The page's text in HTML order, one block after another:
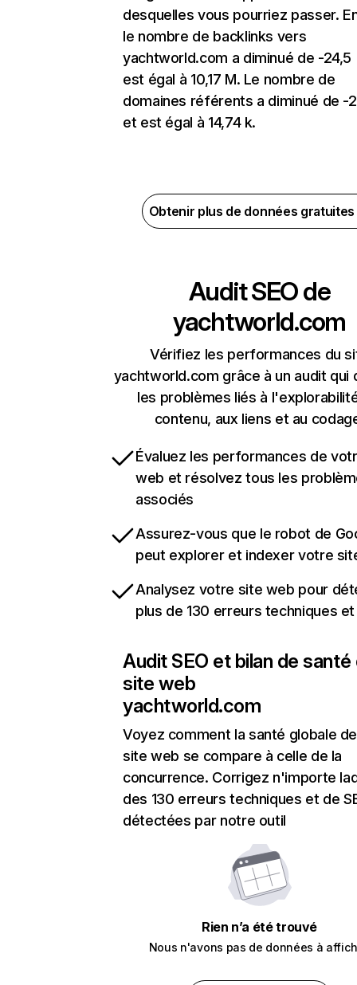
desquelles vous pourriez passer.
le nombre de backlinks vers
yachtworld.com a diminué de -24,5
est égal à 10,17 M. Le nombre de
domaines référents a diminué de -
et est égal à 14,74 k.
Obtenir plus de données
Audit SEO de
yachtworld.com
Vérifiez les performances du
yachtworld.com grâce à un audit qui
les problèmes liés à
contenu, aux liens et au
Évaluez les performances de
web et résolvez tous les
associés
Assurez-vous que le robot de
peut explorer et indexer votre
Analysez votre site web pour
plus de 130 erreurs techniques et
Audit SEO et bilan de santé
site web
yachtworld.com
Voyez comment la santé globale
site web se compare à celle de la
concurrence. Corrigez n'importe
des 130 erreurs techniques et de
détectées par notre outil
Rien n’a été trouvé
Nous n'avons pas de données à